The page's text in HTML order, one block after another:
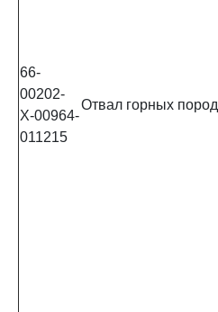
66-
00202-
Х-00964-
011215
Отвал горных пород